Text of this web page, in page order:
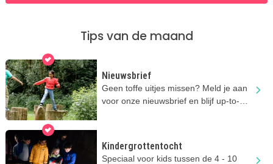
Tips van de maand
Nieuwsbrief
Geen toffe uitjes missen? Meld je aan
voor onze nieuwsbrief en blijf up-to-
Kindergrottentocht
Speciaal voor kids tussen de 4 - 10